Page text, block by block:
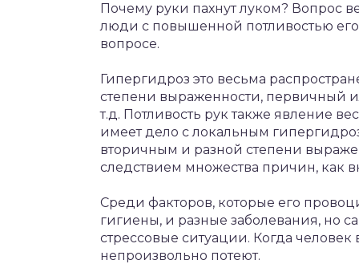
Почему руки пахнут луком? Вопрос
люди с повышенной потливостью
вопросе.
Гипергидроз это весьма
степени выраженности, первичный
т.д. Потливость рук также явление
имеет дело с локальным
вторичным и разной степени
следствием множества причин, как
Среди факторов, которые его
гигиены, и разные заболевания, но
стрессовые ситуации. Когда
непроизвольно потеют.